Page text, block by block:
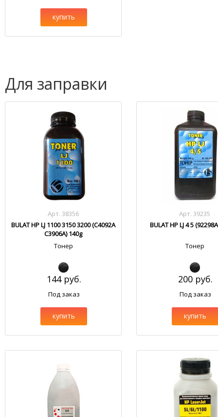
купить
Для заправки
Арт. 38356
BULAT HP LJ 1100 3150 3200 (C4092A
C3906A) 140g
Тонер
144 руб.
Под заказ
купить
Арт. 39235
BULAT HP LJ 4 5
Тонер
200 руб.
Под заказ
купить